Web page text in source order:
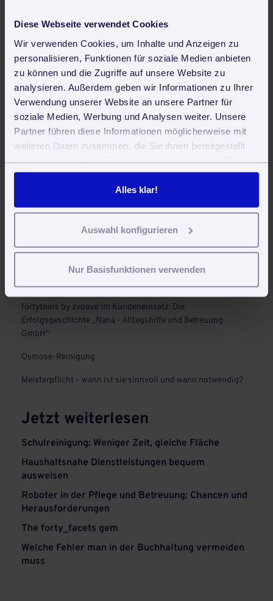
Diese Webseite verwendet Cookies
Wir verwenden Cookies, um Inhalte und Anzeigen zu
personalisieren, Funktionen für soziale Medien anbieten
zu können und die Zugriffe auf unsere Website zu
analysieren. Außerdem geben wir Informationen zu Ihrer
Verwendung unserer Website an unsere Partner für
soziale Medien, Werbung und Analysen weiter. Unsere
Partner führen diese Informationen möglicherweise mit
weiteren Daten zusammen, die Sie ihnen bereitgestellt
gesammelt haben. Sie geben Einwilligung zu unseren
Cookies, wenn Sie unsere Webseite weiterhin nutzen.
Alles klar!
Auswahl konfigurieren
Nur Basisfunktionen verwenden
Reinigungsroboter in der Gebäudereinigung: Trends, Vorteile
Clean First, Then Smart – Warum Digitalisierung in der
Reinigungsbranche kein Vorspiel ist, sondern die eigentliche
Transformation
Industry Pulse 2025 – 73 Prozent sagen: Digitalisierung hat
höchste Priorität. Doch nur 3 Prozent sind digital
angekommen. Was läuft da falsch?
Unternehmen und öffentliche Einrichtungen
3 digitale Quick-Wins für die Gebäudereinigung
Auch interessant
Arbeitsscheine als Lieferscheine für vollbrachte Leistungen
Das Event des Jahres für Gebäudedienstleistungen: Die
zvoove zCom am 24.04.2024 in Frankfurt
fortytools by zvoove im Kundeneinsatz: Die
Erfolgsgeschichte „Nana - Alltagshilfe und Betreuung
GmbH“
Osmose-Reinigung
Meisterpflicht – wann ist sie sinnvoll und wann notwendig?
Jetzt weiterlesen
Schulreinigung: Weniger Zeit, gleiche Fläche
Haushaltsnahe Dienstleistungen bequem
ausweisen
Roboter in der Pflege und Betreuung: Chancen und
Herausforderungen
The forty_facets gem
Welche Fehler man in der Buchhaltung vermeiden
muss